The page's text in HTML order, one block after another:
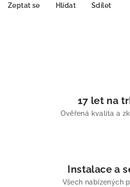
Zeptat se Hlídat Sdílet
17 let na
Ověřená kvalita a
Instalace a
Všech nabízených